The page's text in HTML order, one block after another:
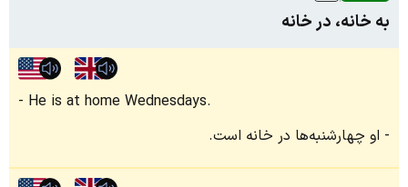
به خانه، در خانه
He is at home Wednesdays.
او چهارشنبه‌ها در خانه است.